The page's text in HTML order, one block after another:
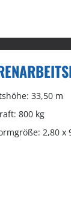
33,50 m
800 kg
2,80 x